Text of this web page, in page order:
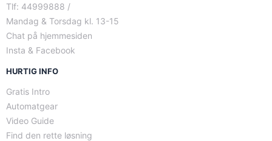
Tlf: 44999888 /
Mandag & Torsdag kl. 13-15
Chat på hjemmesiden
Insta & Facebook
HURTIG INFO
Gratis Intro
Automatgear
Video Guide
Find den rette løsning